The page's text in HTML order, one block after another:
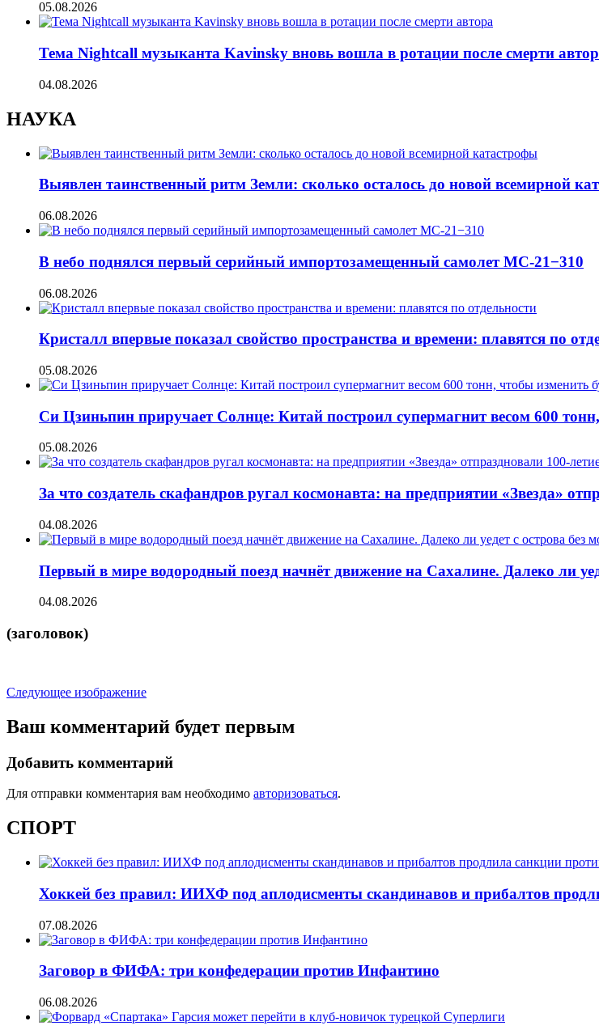
05.08.2026
Тема Nightcall музыканта Kavinsky вновь вошла в ротации после смерти
04.08.2026
НАУКА
Выявлен таинственный ритм Земли: сколько осталось до новой всемирной
06.08.2026
В небо поднялся первый серийный импортозамещенный самолет МС-21−310
06.08.2026
Кристалл впервые показал свойство пространства и времени: плавятся по
05.08.2026
Си Цзиньпин приручает Солнце: Китай построил супермагнит весом 600
05.08.2026
За что создатель скафандров ругал космонавта: на предприятии «Звезда»
04.08.2026
Первый в мире водородный поезд начнёт движение на Сахалине. Далеко ли
04.08.2026
(заголовок)
Следующее изображение
Ваш комментарий будет первым
Добавить комментарий
Для отправки комментария вам необходимо авторизоваться.
СПОРТ
Хоккей без правил: ИИХФ под аплодисменты скандинавов и прибалтов
07.08.2026
Заговор в ФИФА: три конфедерации против Инфантино
06.08.2026